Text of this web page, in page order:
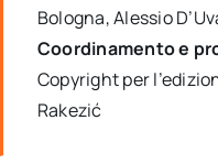
Bologna, Alessio
Coordinamento e
Copyright per
Rakezić